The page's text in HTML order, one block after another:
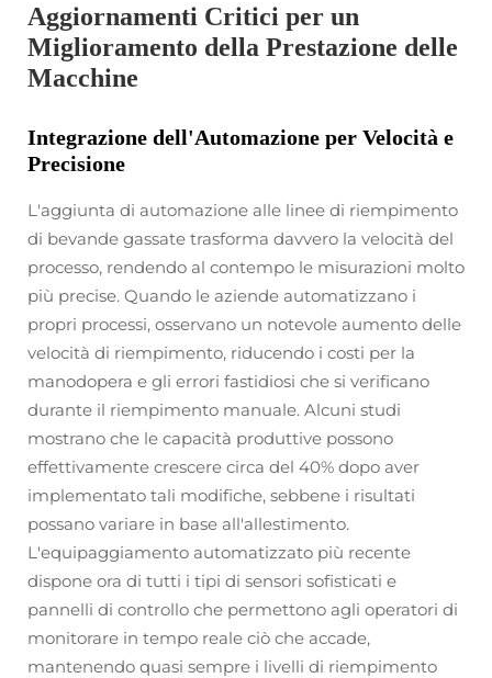
Aggiornamenti Critici per un
Miglioramento della Prestazione delle
Macchine
Integrazione dell'Automazione per Velocità e
Precisione
L'aggiunta di automazione alle linee di riempimento
di bevande gassate trasforma davvero la velocità del
processo, rendendo al contempo le misurazioni molto
più precise. Quando le aziende automatizzano i
propri processi, osservano un notevole aumento delle
velocità di riempimento, riducendo i costi per la
manodopera e gli errori fastidiosi che si verificano
durante il riempimento manuale. Alcuni studi
mostrano che le capacità produttive possono
effettivamente crescere circa del 40% dopo aver
implementato tali modifiche, sebbene i risultati
possano variare in base all'allestimento.
L'equipaggiamento automatizzato più recente
dispone ora di tutti i tipi di sensori sofisticati e
pannelli di controllo che permettono agli operatori di
monitorare in tempo reale ciò che accade,
mantenendo quasi sempre i livelli di riempimento